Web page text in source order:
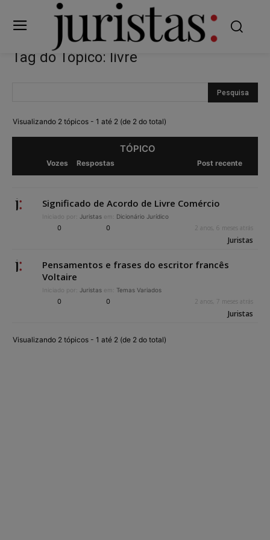
Tag do Tópico: livre
Visualizando 2 tópicos - 1 até 2 (de 2 do total)
TÓPICO
Vozes Respostas Post recente
Significado de Acordo de Livre Comércio
Iniciado por: Juristas em: Dicionário Jurídico
0 0 2 anos, 6 meses atrás
Juristas
Pensamentos e frases do escritor francês
Voltaire
Iniciado por: Juristas em: Temas Variados
0 0 2 anos, 7 meses atrás
Juristas
Visualizando 2 tópicos - 1 até 2 (de 2 do total)